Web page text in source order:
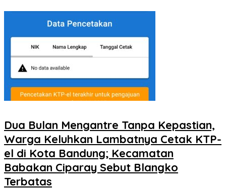
Dua Bulan Mengantre Tanpa Kepastian,
Warga Keluhkan Lambatnya Cetak KTP-
el di Kota Bandung; Kecamatan
Babakan Ciparay Sebut Blangko
Terbatas